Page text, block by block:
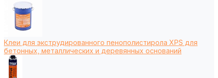
Клеи для экструдированного пенополистирола XPS для
бетонных, металлических и деревянных оснований